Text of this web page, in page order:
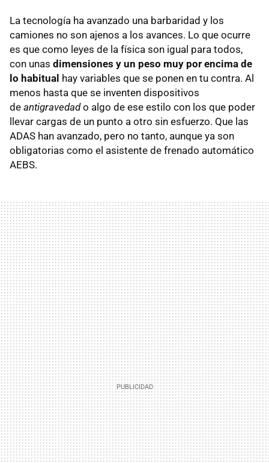
La tecnología ha avanzado una barbaridad y los
camiones no son ajenos a los avances. Lo que ocurre
es que como leyes de la física son igual para todos,
con unas dimensiones y un peso muy por encima de
lo habitual hay variables que se ponen en tu contra. Al
menos hasta que se inventen dispositivos
de antigravedado algo de ese estilo con los que poder
llevar cargas de un punto a otro sin esfuerzo. Que las
ADAS han avanzado, pero no tanto, aunque ya son
obligatorias como el asistente de frenado automático
AEBS.